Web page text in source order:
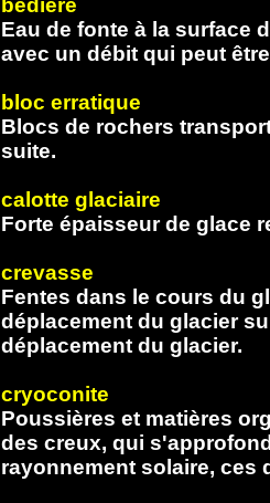
bédière
Eau de fonte à la surface
avec un débit qui peut
bloc erratique
Blocs de rochers
suite.
calotte glaciaire
Forte épaisseur de glace
crevasse
Fentes dans le cours du
déplacement du glacier
déplacement du glacier.
cryoconite
Poussières et matières
des creux, qui
rayonnement solaire, ces